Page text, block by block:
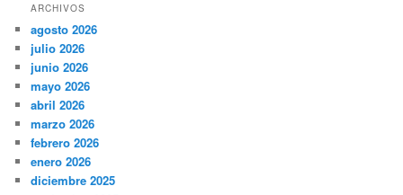
ARCHIVOS
agosto 2026
julio 2026
junio 2026
mayo 2026
abril 2026
marzo 2026
febrero 2026
enero 2026
diciembre 2025